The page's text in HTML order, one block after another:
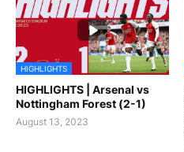
HIGHLIGHTS
HIGHLIGHTS | Arsenal vs
Nottingham Forest (2-1)
August 13, 2023